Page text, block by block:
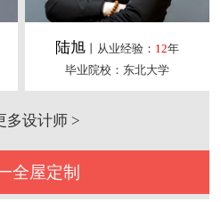
陆旭丨从业经验： 12年
毕业院校：东北大学
多设计师 >
全屋定制